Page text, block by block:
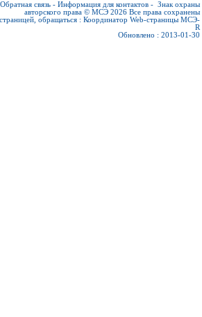
Обратная связь - Информация для контактов - Знак охраны
авторского права © МСЭ 2026 Все права сохранены
обращаться : Координатор Web-страницы МСЭ-
R
Обновлено : 2013-01-30